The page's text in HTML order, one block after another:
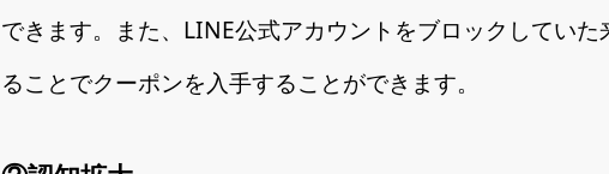
できます。また、LINE公式アカウントをブロックしてい
ることでクーポンを入手することができます。